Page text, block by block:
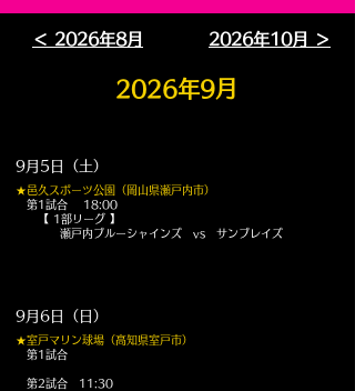
＜ 2026年8月 2026年10月 ＞
2026年9月
9月5日（土）
★邑久スポーツ公園（岡山県瀬戸内市）
第1試合 18:00
【 1部リーグ 】
瀬戸内ブルーシャインズ vs サンブレイズ
9月6日（日）
★室戸マリン球場（高知県室戸市）
第1試合
第2試合 11:30